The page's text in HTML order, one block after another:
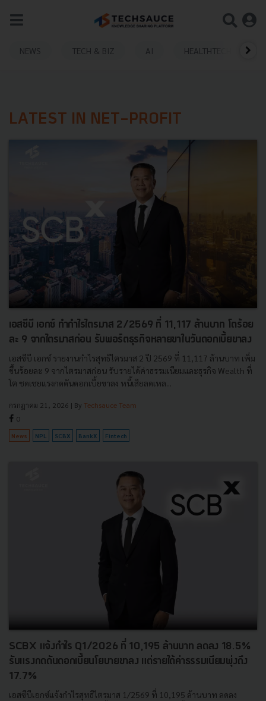
NEWS TECH & BIZ AI HEALTHTECH
LATEST IN NET-PROFIT
เอสซีบี เอกซ์ ทำกำไรไตรมาส 2/2569 ที่ 11,117 ล้านบาท โตร้อย
ละ 9 จากไตรมาสก่อน รับพอร์ตธุรกิจหลายขาในวันดอกเบี้ยขาลง
เอสซีบี เอกซ์ รายงานกำไรสุทธิไตรมาส 2 ปี 2569 ที่ 11,117 ล้านบาท เพิ่ม
ขึ้นร้อยละ 9 จากไตรมาสก่อน รับรายได้ค่าธรรมเนียมและธุรกิจ Wealth ที่
โต ชดเชยแรงกดดันดอกเบี้ยขาลง หนี้เสียลดเหล...
กรกฎาคม 21, 2026 | By Techsauce Team
0
News NPL SCBX BankX Fintech
SCBX แจ้งกำไร Q1/2026 ที่ 10,195 ล้านบาท ลดลง 18.5%
รับแรงกดดันดอกเบี้ยนโยบายขาลง แต่รายได้ค่าธรรมเนียมพุ่งถึง
17.7%
เอสซีบีเอกซ์แจ้งกำไรสุทธิไตรมาส 1/2569 ที่ 10,195 ล้านบาท ลดลง